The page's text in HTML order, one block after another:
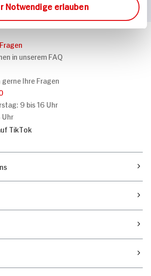
Notwendige erlauben
in unserem FAQ
Ihre Fragen
9 bis 16 Uhr
Uhr
TikTok